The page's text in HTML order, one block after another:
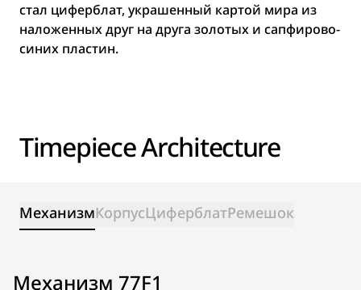
стал циферблат, украшенный картой мира из
наложенных друг на друга золотых и сапфирово-
синих пластин.
Timepiece Architecture
МеханизмКорпусЦиферблатРемешок
Механизм 77F1